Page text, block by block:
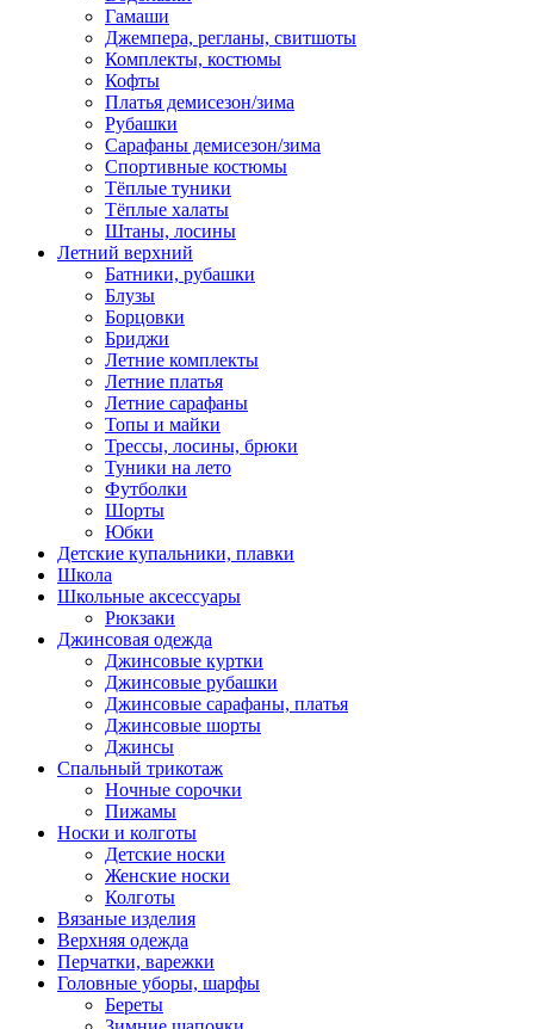
Гамаши
Джемпера, регланы, свитшоты
Комплекты, костюмы
Кофты
Платья демисезон/зима
Рубашки
Сарафаны демисезон/зима
Спортивные костюмы
Тёплые туники
Тёплые халаты
Штаны, лосины
Летний верхний
Батники, рубашки
Блузы
Борцовки
Бриджи
Летние комплекты
Летние платья
Летние сарафаны
Топы и майки
Трессы, лосины, брюки
Туники на лето
Футболки
Шорты
Юбки
Детские купальники, плавки
Школа
Школьные аксессуары
Рюкзаки
Джинсовая одежда
Джинсовые куртки
Джинсовые рубашки
Джинсовые сарафаны, платья
Джинсовые шорты
Джинсы
Спальный трикотаж
Ночные сорочки
Пижамы
Носки и колготы
Детские носки
Женские носки
Колготы
Вязаные изделия
Верхняя одежда
Перчатки, варежки
Головные уборы, шарфы
Береты